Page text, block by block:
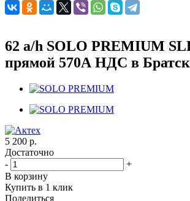
62 a/h SOLO PREMIUM
прямой 570А НДС в
5 200 р.
Достаточно
-
+
В корзину
Купить в 1 клик
Поделиться